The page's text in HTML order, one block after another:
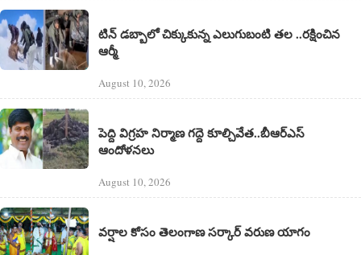
టిన్ డబ్బాలో చిక్కుకున్న ఎలుగుబంటి తల ..రక్షించిన
ఆర్మీ
August 10, 2026
పెద్ది విగ్రహ నిర్మాణ గద్దె కూల్చివేత..బీఆర్ఎస్
ఆందోళనలు
August 10, 2026
వర్షాల కోసం తెలంగాణ సర్కార్ వరుణ యాగం